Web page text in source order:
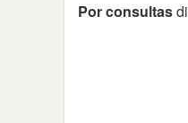
Por consultas